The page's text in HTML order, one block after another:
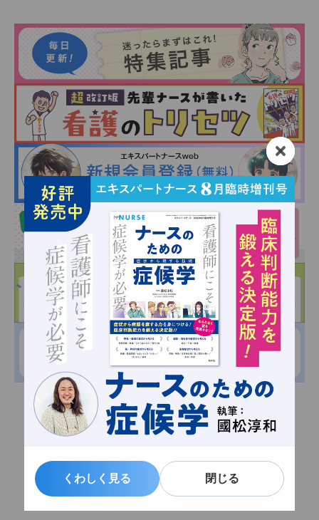
くわしく見る 閉じる
くわしく見る 閉じる